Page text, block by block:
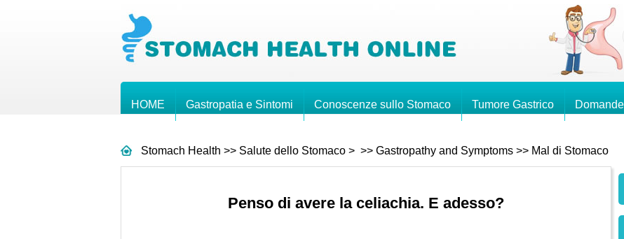
HOME Gastropatia e Sintomi Conoscenze sullo Stomaco Tumore Gastrico
Stomach Health >> Salute dello Stomaco > >> Gastropathy and Symptoms >> Mal di Stomaco
Penso di avere la celiachia. E adesso?